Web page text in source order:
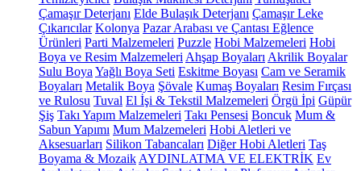
Çamaşır Deterjanı Elde Bulaşık Deterjanı Çamaşır Leke
Çıkarıcılar Kolonya Pazar Arabası ve Çantası Eğlence
Ürünleri Parti Malzemeleri Puzzle Hobi Malzemeleri Hobi
Boya ve Resim Malzemeleri Ahşap Boyaları Akrilik Boyalar
Sulu Boya Yağlı Boya Seti Eskitme Boyası Cam ve Seramik
Boyaları Metalik Boya Şövale Kumaş Boyaları Resim Fırçası
ve Rulosu Tuval El İşi & Tekstil Malzemeleri Örgü İpi Güpür
Şiş Takı Yapım Malzemeleri Takı Pensesi Boncuk Mum &
Sabun Yapımı Mum Malzemeleri Hobi Aletleri ve
Aksesuarları Silikon Tabancaları Diğer Hobi Aletleri Taş
Boyama & Mozaik AYDINLATMA VE ELEKTRİK Ev